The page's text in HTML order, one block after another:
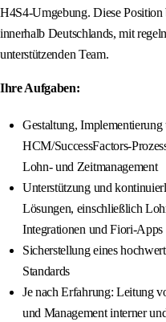
H4S4-Umgebung. Diese
innerhalb Deutschlands, mit
unterstützenden Team.
Ihre Aufgaben:
Gestaltung,
HCM/SuccessFactors-
Lohn- und Zeitmanagement
Unterstützung und
Lösungen, einschließlich
Integrationen und Fiori-Apps
Sicherstellung eines
Standards
Je nach Erfahrung: Leitung
und Management interner